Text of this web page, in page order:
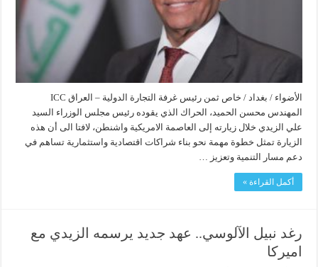
الأضواء / بغداد / خاص ثمن رئيس غرفة التجارة الدولية – العراق ICC
المهندس محسن الحميد، الحراك الذي يقوده رئيس مجلس الوزراء السيد
علي الزيدي خلال زيارته إلى العاصمة الامريكية واشنطن، لافتا الى أن هذه
الزيارة تمثل خطوة مهمة نحو بناء شراكات اقتصادية واستثمارية تساهم في
دعم مسار التنمية وتعزيز …
أكمل القراءة »
رغد نبيل الآلوسي.. عهد جديد يرسمه الزيدي مع
اميركا